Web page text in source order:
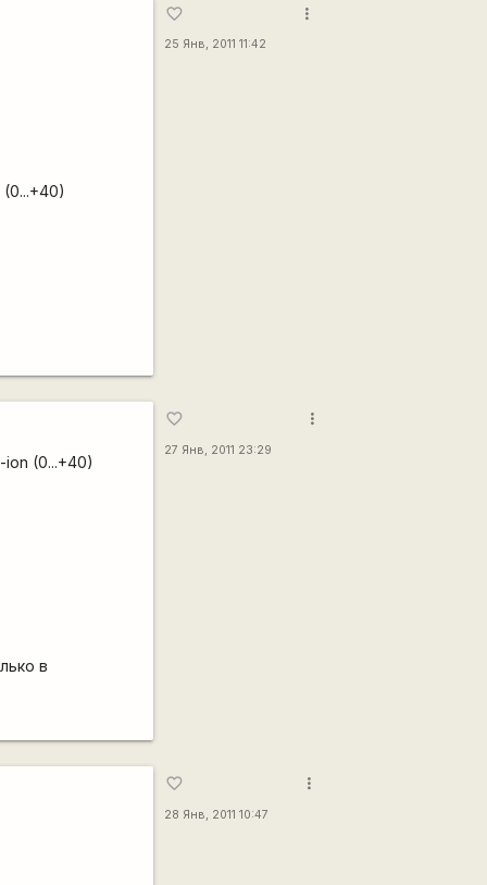
favorite_border
25 Янв, 2011 11:42
more_vert
(0...+40)
в
favorite_border
27 Янв, 2011 23:29
more_vert
favorite_border
28 Янв, 2011 10:47
more_vert